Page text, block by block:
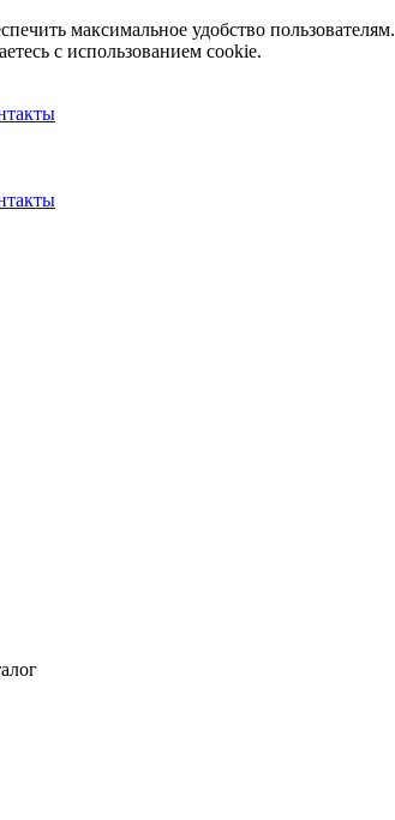
максимальное удобство пользователям.
с использованием cookie.